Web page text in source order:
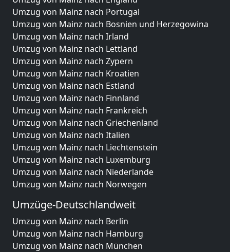
Umzug von Mainz nach Portugal
Umzug von Mainz nach Bosnien und Herzegowina
Umzug von Mainz nach Irland
Umzug von Mainz nach Lettland
Umzug von Mainz nach Zypern
Umzug von Mainz nach Kroatien
Umzug von Mainz nach Estland
Umzug von Mainz nach Finnland
Umzug von Mainz nach Frankreich
Umzug von Mainz nach Griechenland
Umzug von Mainz nach Italien
Umzug von Mainz nach Liechtenstein
Umzug von Mainz nach Luxemburg
Umzug von Mainz nach Niederlande
Umzug von Mainz nach Norwegen
Umzüge-Deutschlandweit
Umzug von Mainz nach Berlin
Umzug von Mainz nach Hamburg
Umzug von Mainz nach München